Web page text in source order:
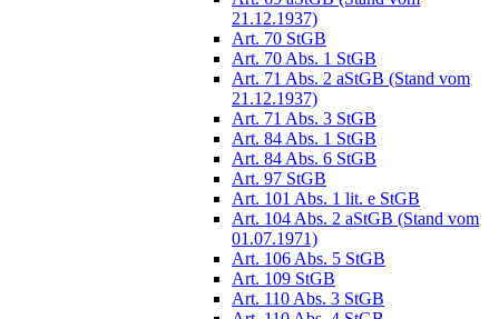
21.12.1937)
Art. 70 StGB
Art. 70 Abs. 1 StGB
Art. 71 Abs. 2 aStGB (Stand vom
21.12.1937)
Art. 71 Abs. 3 StGB
Art. 84 Abs. 1 StGB
Art. 84 Abs. 6 StGB
Art. 97 StGB
Art. 101 Abs. 1 lit. e StGB
Art. 104 Abs. 2 aStGB (Stand vom
01.07.1971)
Art. 106 Abs. 5 StGB
Art. 109 StGB
Art. 110 Abs. 3 StGB